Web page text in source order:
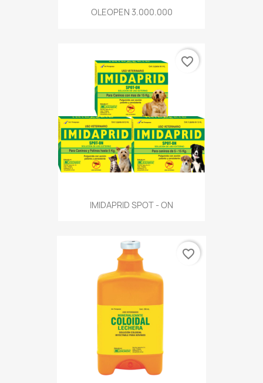
OLEOPEN 3.000.000
IMIDAPRID SPOT - ON
favorite_border
favorite_border